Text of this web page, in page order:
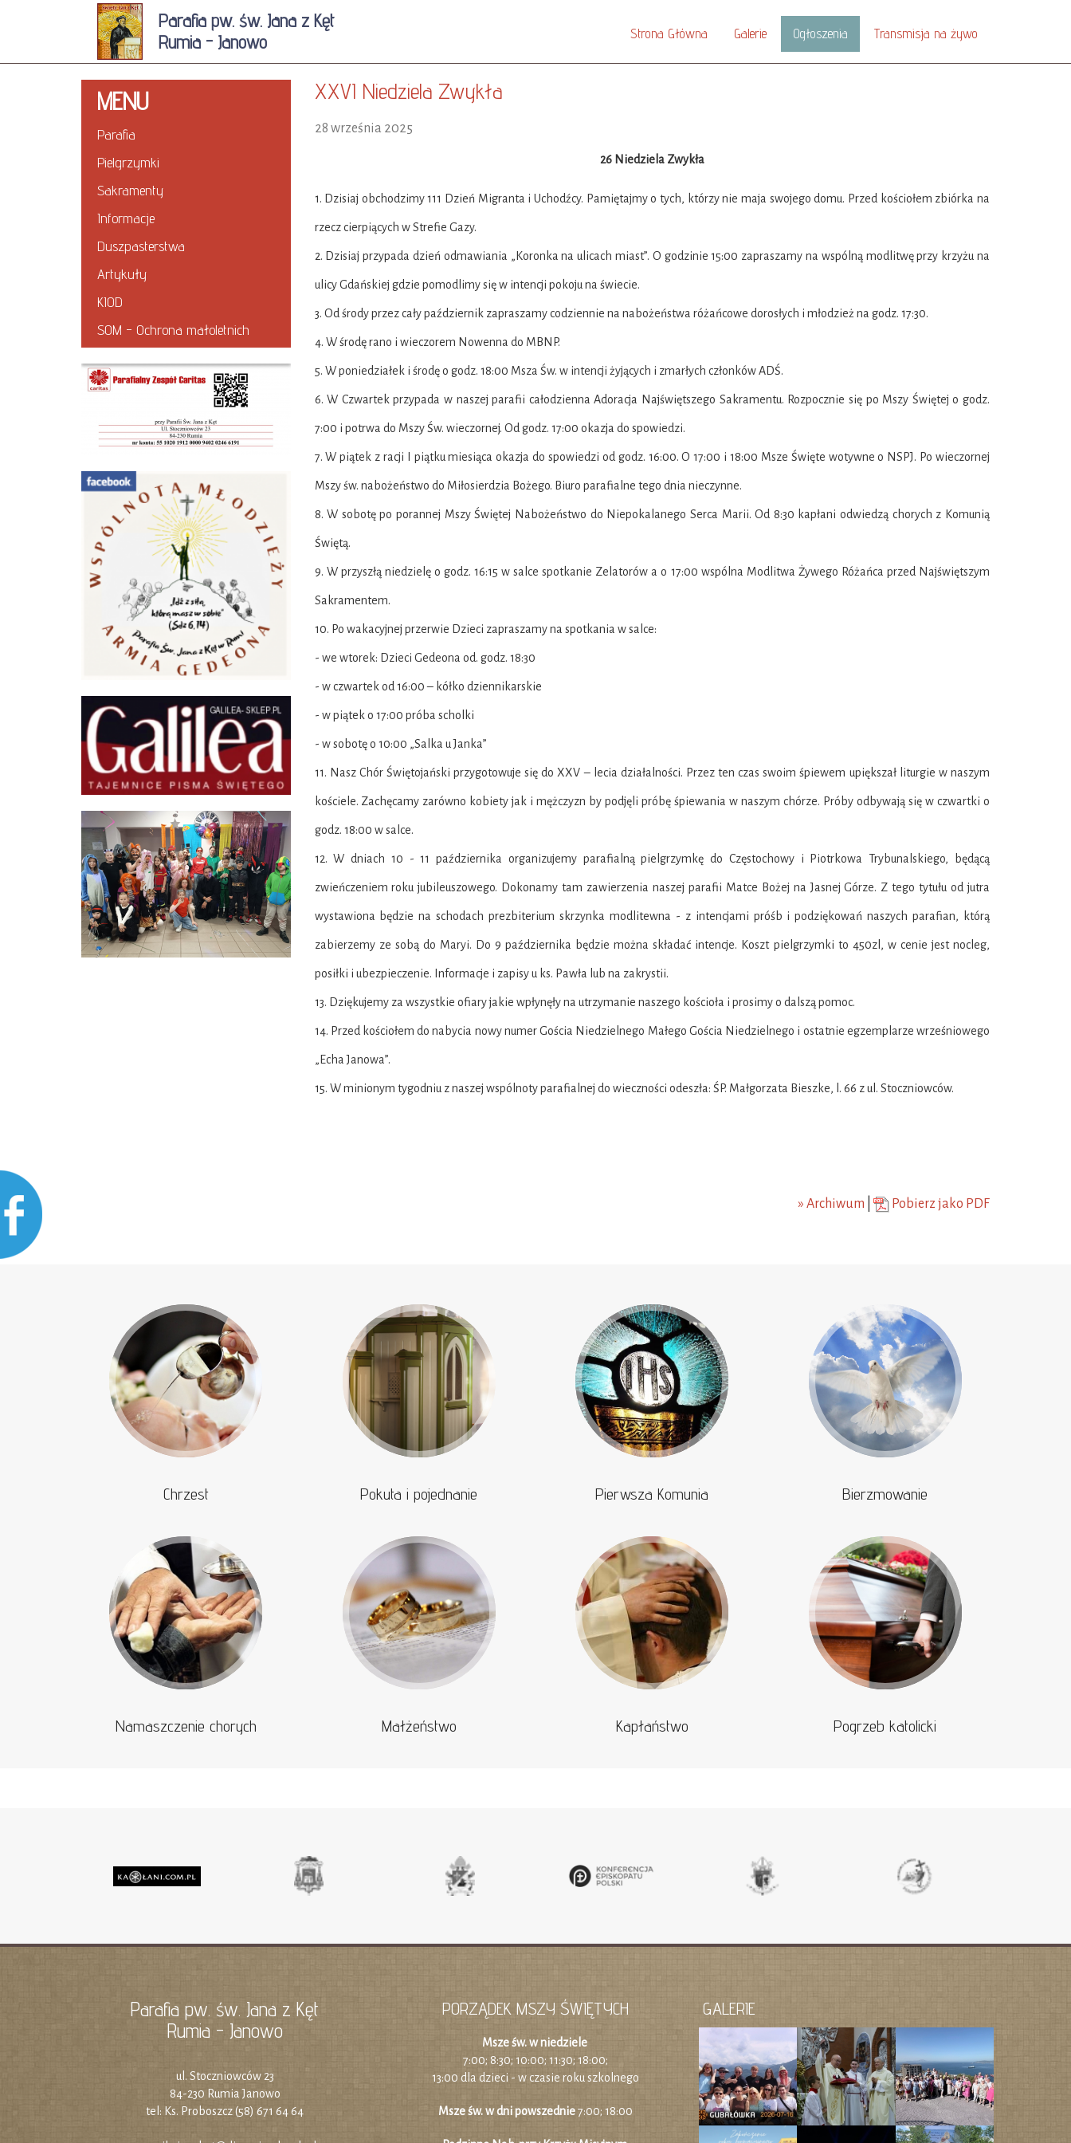
Parafia pw. św. Jana z Kęt
Rumia - Janowo
Strona Główna Galerie Ogłoszenia Transmisja na żywo
MENU
Parafia
Pielgrzymki
Sakramenty
Informacje
Duszpasterstwa
Artykuły
KIOD
SOM - Ochrona małoletnich
XXVI Niedziela Zwykła
28 września 2025
26 Niedziela Zwykła
1. Dzisiaj obchodzimy 111 Dzień Migranta i Uchodźcy. Pamiętajmy o tych, którzy nie maja swojego domu. Przed kościołem zbiórka na
rzecz cierpiących w Strefie Gazy.
2. Dzisiaj przypada dzień odmawiania „Koronka na ulicach miast”. O godzinie 15:00 zapraszamy na wspólną modlitwę przy krzyżu na
ulicy Gdańskiej gdzie pomodlimy się w intencji pokoju na świecie.
3. Od środy przez cały październik zapraszamy codziennie na nabożeństwa różańcowe dorosłych i młodzież na godz. 17:30.
4. W środę rano i wieczorem Nowenna do MBNP.
5. W poniedziałek i środę o godz. 18:00 Msza Św. w intencji żyjących i zmarłych członków ADŚ.
6. W Czwartek przypada w naszej parafii całodzienna Adoracja Najświętszego Sakramentu. Rozpocznie się po Mszy Świętej o godz.
7:00 i potrwa do Mszy Św. wieczornej. Od godz. 17:00 okazja do spowiedzi.
7. W piątek z racji I piątku miesiąca okazja do spowiedzi od godz. 16:00. O 17:00 i 18:00 Msze Święte wotywne o NSPJ. Po wieczornej
Mszy św. nabożeństwo do Miłosierdzia Bożego. Biuro parafialne tego dnia nieczynne.
8. W sobotę po porannej Mszy Świętej Nabożeństwo do Niepokalanego Serca Marii. Od 8:30 kapłani odwiedzą chorych z Komunią
Świętą.
9. W przyszłą niedzielę o godz. 16:15 w salce spotkanie Zelatorów a o 17:00 wspólna Modlitwa Żywego Różańca przed Najświętszym
Sakramentem.
10. Po wakacyjnej przerwie Dzieci zapraszamy na spotkania w salce:
- we wtorek: Dzieci Gedeona od. godz. 18:30
- w czwartek od 16:00 – kółko dziennikarskie
- w piątek o 17:00 próba scholki
- w sobotę o 10:00 „Salka u Janka”
11. Nasz Chór Świętojański przygotowuje się do XXV – lecia działalności. Przez ten czas swoim śpiewem upiększał liturgie w naszym
kościele. Zachęcamy zarówno kobiety jak i mężczyzn by podjęli próbę śpiewania w naszym chórze. Próby odbywają się w czwartki o
godz. 18:00 w salce.
12. W dniach 10 - 11 października organizujemy parafialną pielgrzymkę do Częstochowy i Piotrkowa Trybunalskiego, będącą
zwieńczeniem roku jubileuszowego. Dokonamy tam zawierzenia naszej parafii Matce Bożej na Jasnej Górze. Z tego tytułu od jutra
wystawiona będzie na schodach prezbiterium skrzynka modlitewna - z intencjami próśb i podziękowań naszych parafian, którą
zabierzemy ze sobą do Maryi. Do 9 października będzie można składać intencje. Koszt pielgrzymki to 450zl, w cenie jest nocleg,
posiłki i ubezpieczenie. Informacje i zapisy u ks. Pawła lub na zakrystii.
13. Dziękujemy za wszystkie ofiary jakie wpłynęły na utrzymanie naszego kościoła i prosimy o dalszą pomoc.
14. Przed kościołem do nabycia nowy numer Gościa Niedzielnego Małego Gościa Niedzielnego i ostatnie egzemplarze wrześniowego
„Echa Janowa”.
15. W minionym tygodniu z naszej wspólnoty parafialnej do wieczności odeszła: ŚP. Małgorzata Bieszke, l. 66 z ul. Stoczniowców.
» Archiwum Pobierz jako PDF
Chrzest Pokuta i pojednanie Pierwsza Komunia Bierzmowanie
Namaszczenie chorych Małżeństwo Kapłaństwo Pogrzeb katolicki
Parafia pw. św. Jana z Kęt
Rumia - Janowo
ul. Stoczniowców 23
84-230 Rumia Janowo
tel: Ks. Proboszcz (58) 671 64 64
PORZĄDEK MSZY ŚWIĘTYCH
Msze św. w niedziele
7:00; 8:30; 10:00; 11:30; 18:00;
13:00 dla dzieci - w czasie roku szkolnego
Msze św. w dni powszednie7:00; 18:00
GALERIE